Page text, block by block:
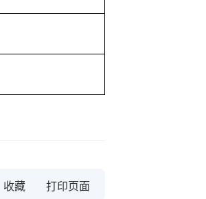
收藏